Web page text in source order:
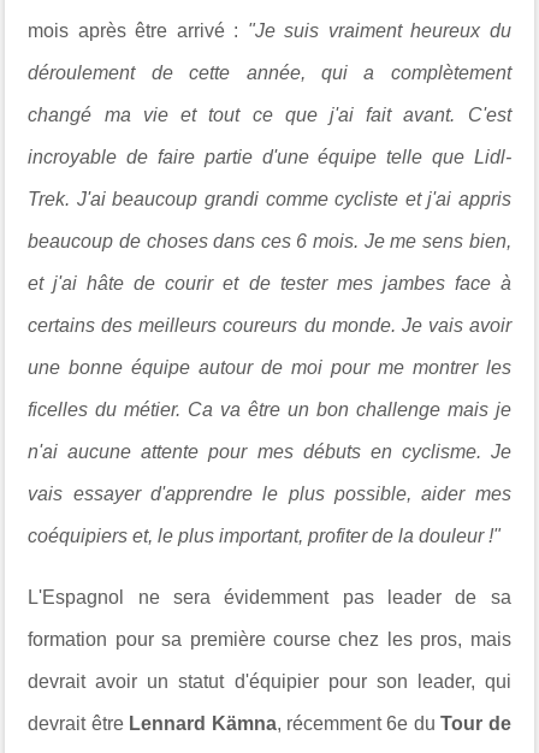
mois après être arrivé : "Je suis vraiment heureux du
déroulement de cette année, qui a complètement
changé ma vie et tout ce que j'ai fait avant. C'est
incroyable de faire partie d'une équipe telle que Lidl-
Trek. J'ai beaucoup grandi comme cycliste et j'ai appris
beaucoup de choses dans ces 6 mois. Je me sens bien,
et j'ai hâte de courir et de tester mes jambes face à
certains des meilleurs coureurs du monde. Je vais avoir
une bonne équipe autour de moi pour me montrer les
ficelles du métier. Ca va être un bon challenge mais je
n'ai aucune attente pour mes débuts en cyclisme. Je
vais essayer d'apprendre le plus possible, aider mes
coéquipiers et, le plus important, profiter de la douleur !"
L'Espagnol ne sera évidemment pas leader de sa
formation pour sa première course chez les pros, mais
devrait avoir un statut d'équipier pour son leader, qui
devrait être Lennard Kämna, récemment 6e duTour de